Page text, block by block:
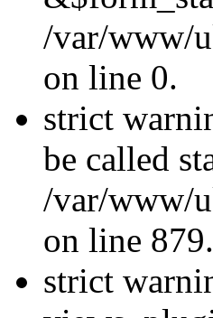
/var/www/
on line 0.
strict
be called
/var/www/
on line 879.
strict